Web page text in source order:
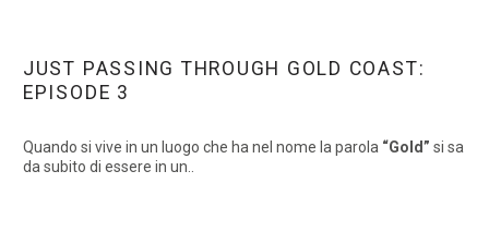
JUST PASSING THROUGH GOLD COAST:
EPISODE 3
Quando si vive in un luogo che ha nel nome la parola “Gold” si sa
da subito di essere in un..